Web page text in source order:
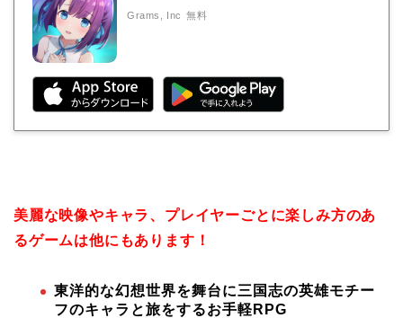
Grams, Inc 無料
美麗な映像やキャラ、プレイヤーごとに楽しみ方のあ
るゲームは他にもあります！
東洋的な幻想世界を舞台に三国志の英雄モチー
フのキャラと旅をするお手軽RPG